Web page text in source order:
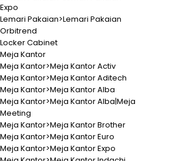
Expo
Lemari Pakaian>Lemari Pakaian
Orbitrend
Locker Cabinet
Meja Kantor
Meja Kantor>Meja Kantor Activ
Meja Kantor>Meja Kantor Aditech
Meja Kantor>Meja Kantor Alba
Meja Kantor>Meja Kantor Alba|Meja
Meeting
Meja Kantor>Meja Kantor Brother
Meja Kantor>Meja Kantor Euro
Meja Kantor>Meja Kantor Expo